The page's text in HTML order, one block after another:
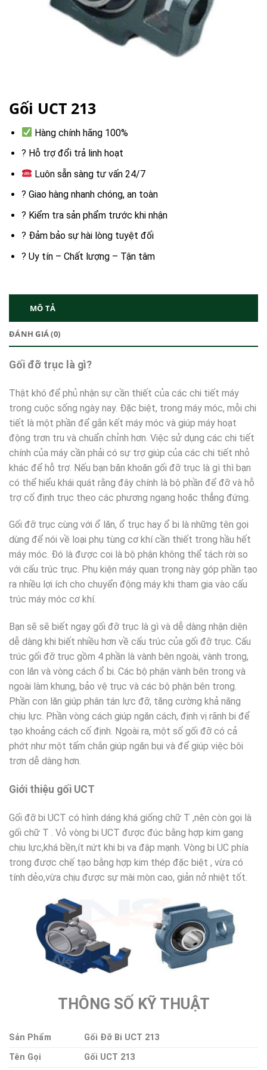
Gối UCT 213
Hàng chính hãng 100%
? Hỗ trợ đổi trả linh hoạt
Luôn sẵn sàng tư vấn 24/7
? Giao hàng nhanh chóng, an toàn
? Kiểm tra sản phẩm trước khi nhận
? Đảm bảo sự hài lòng tuyệt đối
? Uy tín – Chất lượng – Tận tâm
MÔ TẢ
ĐÁNH GIÁ (0)
Gối đỡ trục là gì?
Thật khó để phủ nhận sự cần thiết của các chi tiết máy
trong cuộc sống ngày nay. Đặc biệt, trong máy móc, mỗi chi
tiết là một phần để gắn kết máy móc và giúp máy hoạt
động trơn tru và chuẩn chỉnh hơn. Việc sử dụng các chi tiết
chính của máy cần phải có sự trợ giúp của các chi tiết nhỏ
khác để hỗ trợ. Nếu bạn băn khoăn gối đỡ trục là gì thì bạn
có thể hiểu khái quát rằng đây chính là bộ phần để đỡ và hỗ
trợ cố định trục theo các phương ngang hoặc thẳng đứng.
Gối đỡ trục cùng với ổ lăn, ổ trục hay ổ bi là những tên gọi
dùng để nói về loại phụ tùng cơ khí cần thiết trong hầu hết
máy móc. Đó là được coi là bộ phận không thể tách rời so
với cấu trúc trục. Phụ kiện máy quan trọng này góp phần tạo
ra nhiều lợi ích cho chuyển động máy khi tham gia vào cấu
trúc máy móc cơ khí.
Bạn sẽ sẽ biết ngay gối đỡ trục là gì và dễ dàng nhận diện
dễ dàng khi biết nhiều hơn về cấu trúc của gối đỡ trục. Cấu
trúc gối đỡ trục gồm 4 phần là vành bên ngoài, vành trong,
con lăn và vòng cách ổ bi. Các bộ phận vành bên trong và
ngoài làm khung, bảo vệ trục và các bộ phận bên trong.
Phần con lăn giúp phân tán lực đỡ, tăng cường khả năng
chịu lực. Phần vòng cách giúp ngăn cách, định vị rãnh bi để
tạo khoảng cách cố định. Ngoài ra, một số gối đỡ có cả
phớt như một tấm chắn giúp ngăn bụi và để giúp việc bôi
trơn dễ dàng hơn.
Giới thiệu gối UCT
Gối đỡ bi UCT có hình dáng khá giống chữ T ,nên còn gọi là
gối chữ T . Vỏ vòng bi UCT được đúc bằng hợp kim gang
chịu lực,khá bền,ít nứt khi bị va đập mạnh. Vòng bi UC phía
trong được chế tạo bằng hợp kim thép đặc biệt , vừa có
tính dẻo,vừa chịu được sự mài mòn cao, giản nở nhiệt tốt.
THÔNG SỐ KỸ THUẬT
Sản Phẩm
Gối Đỡ Bi UCT 213
Tên Gọi
Gối UCT 213